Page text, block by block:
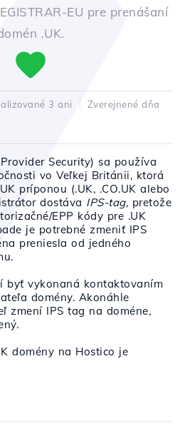
EU pre prenášaní
.UK.
3 ani
Zverejnené dňa
Security) sa používa
vo Veľkej Británii, ktorá
príponou (.UK, .CO.UK alebo
dostáva IPS-tag, pretože
EPP kódy pre .UK
je potrebné zmeniť IPS
preniesla od jedného
byť vykonaná kontaktovaním
domény. Akonáhle
zmení IPS tag na doméne,
domény na Hostico je